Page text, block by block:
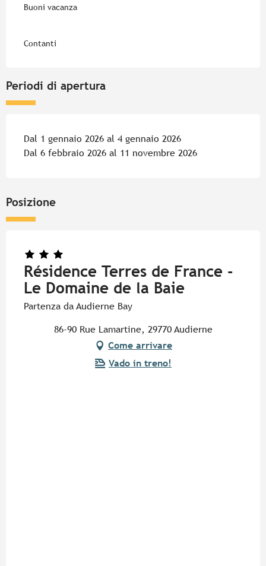
Buoni vacanza
Contanti
Periodi di apertura
Dal 1 gennaio 2026 al 4 gennaio 2026
Dal 6 febbraio 2026 al 11 novembre 2026
Posizione
Résidence Terres de France -
Le Domaine de la Baie
Partenza da Audierne Bay
86-90 Rue Lamartine, 29770 Audierne
Come arrivare
Vado in treno!